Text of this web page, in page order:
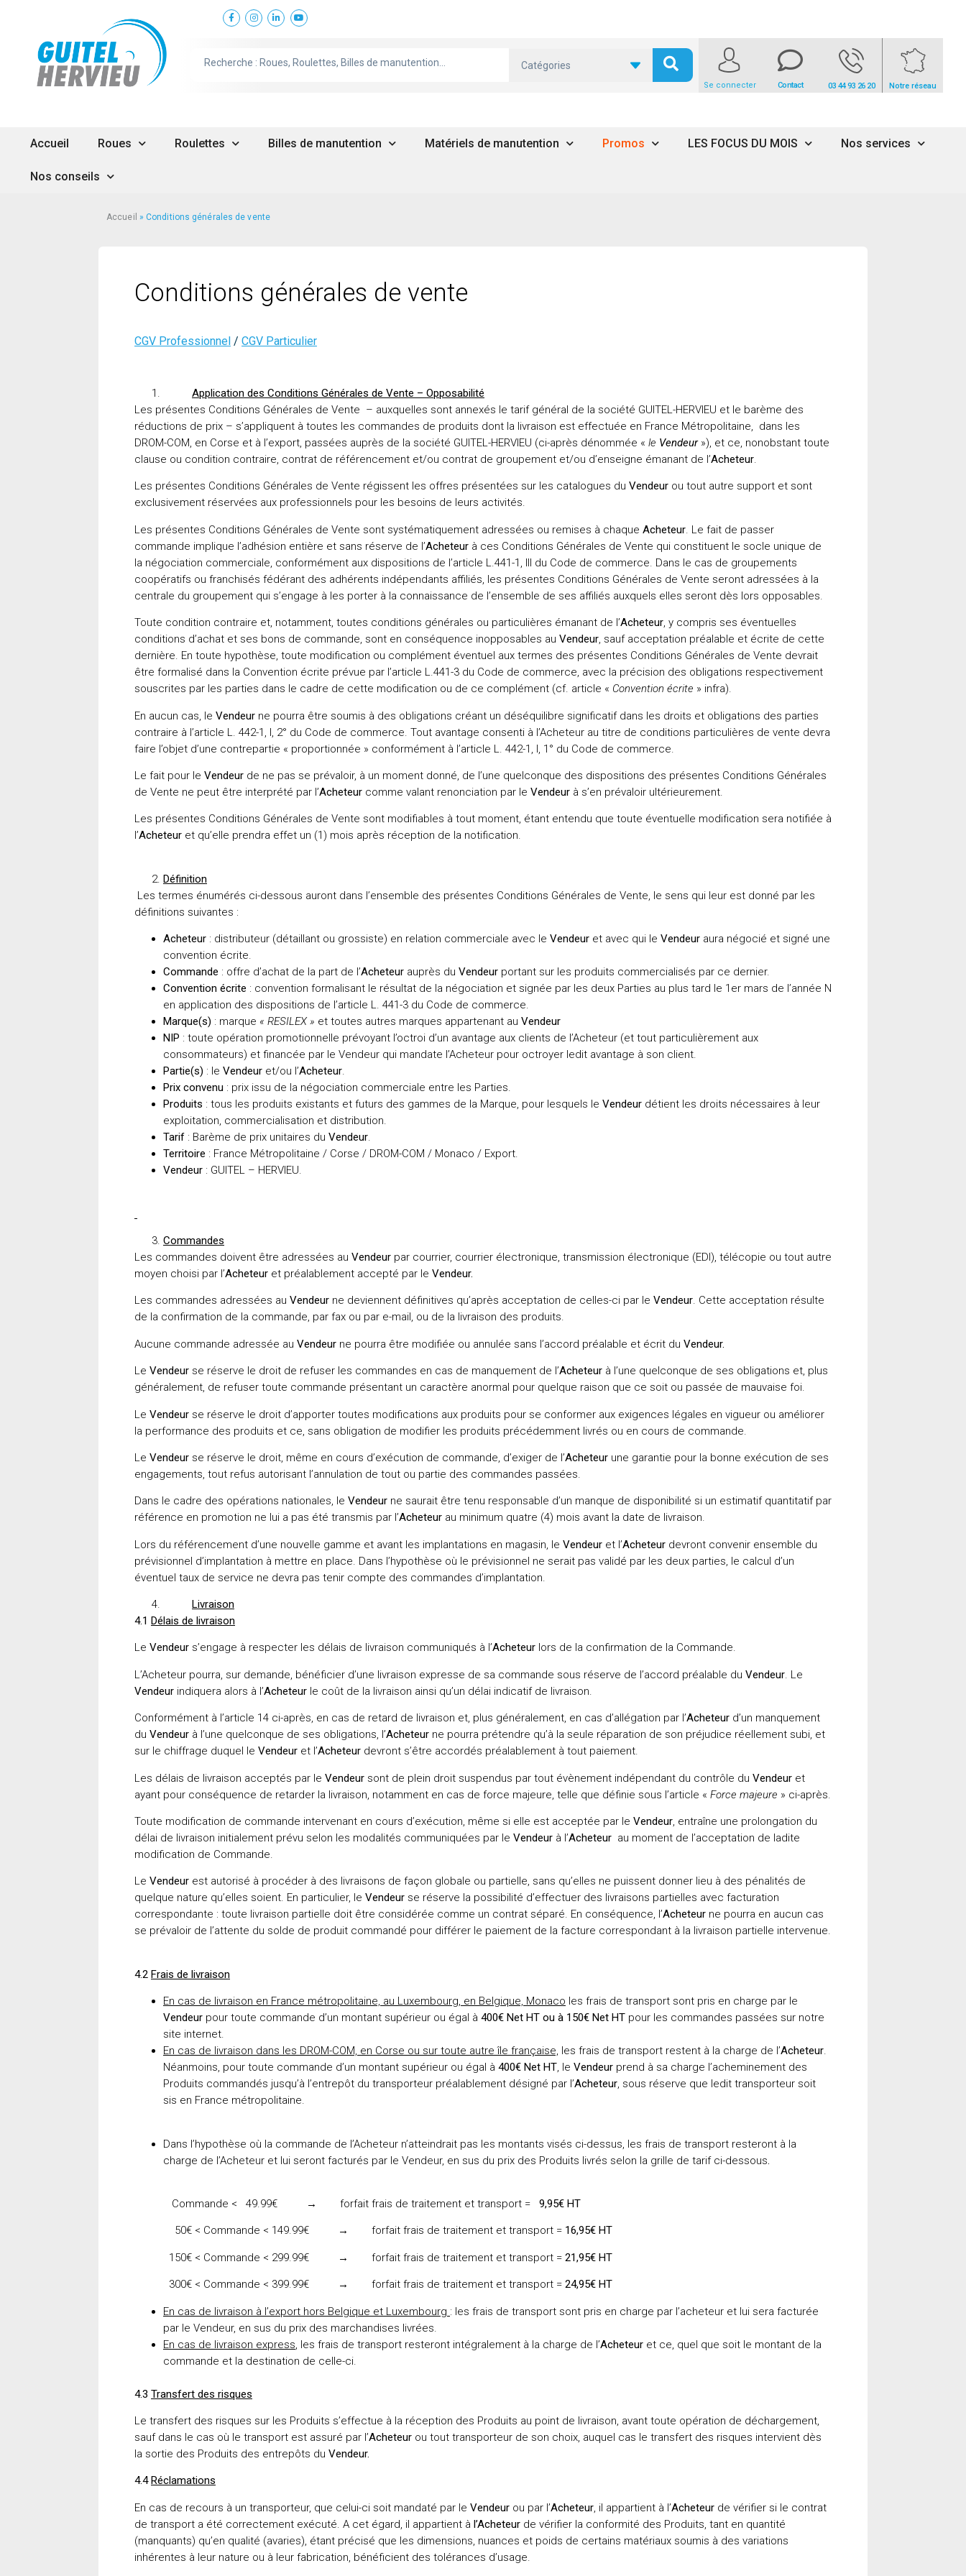
Se connecter Contact 03 44 93 26 20 Notre réseau
Catégories
Accueil Roues Roulettes Billes de manutention Matériels de manutention Promos LES FOCUS DU MOIS Nos services
Nos conseils
Accueil »Conditions générales de vente
Conditions générales de vente
CGV Professionnel / CGV Particulier
Application des Conditions Générales de Vente – Opposabilité
Les présentes Conditions Générales de Vente – auxquelles sont annexés le tarif général de la société GUITEL-HERVIEU et le barème des
réductions de prix – s’appliquent à toutes les commandes de produits dont la livraison est effectuée en France Métropolitaine, dans les
DROM-COM, en Corse et à l’export, passées auprès de la société GUITEL-HERVIEU (ci-après dénommée « le Vendeur»), et ce, nonobstant toute
clause ou condition contraire, contrat de référencement et/ou contrat de groupement et/ou d’enseigne émanant de l’Acheteur.
Les présentes Conditions Générales de Vente régissent les offres présentées sur les catalogues du Vendeur ou tout autre support et sont
exclusivement réservées aux professionnels pour les besoins de leurs activités.
Les présentes Conditions Générales de Vente sont systématiquement adressées ou remises à chaque Acheteur. Le fait de passer
commande implique l’adhésion entière et sans réserve de l’Acheteur à ces Conditions Générales de Vente qui constituent le socle unique de
la négociation commerciale, conformément aux dispositions de l’article L.441-1, III du Code de commerce. Dans le cas de groupements
coopératifs ou franchisés fédérant des adhérents indépendants affiliés, les présentes Conditions Générales de Vente seront adressées à la
centrale du groupement qui s’engage à les porter à la connaissance de l’ensemble de ses affiliés auxquels elles seront dès lors opposables.
Toute condition contraire et, notamment, toutes conditions générales ou particulières émanant de l’Acheteur, y compris ses éventuelles
conditions d’achat et ses bons de commande, sont en conséquence inopposables au Vendeur, sauf acceptation préalable et écrite de cette
dernière. En toute hypothèse, toute modification ou complément éventuel aux termes des présentes Conditions Générales de Vente devrait
être formalisé dans la Convention écrite prévue par l’article L.441-3 du Code de commerce, avec la précision des obligations respectivement
souscrites par les parties dans le cadre de cette modification ou de ce complément (cf. article « Convention écrite » infra).
En aucun cas, le Vendeur ne pourra être soumis à des obligations créant un déséquilibre significatif dans les droits et obligations des parties
contraire à l’article L. 442-1, I, 2° du Code de commerce. Tout avantage consenti à l’Acheteur au titre de conditions particulières de vente devra
faire l’objet d’une contrepartie « proportionnée » conformément à l’article L. 442-1, I, 1° du Code de commerce.
Le fait pour le Vendeur de ne pas se prévaloir, à un moment donné, de l’une quelconque des dispositions des présentes Conditions Générales
de Vente ne peut être interprété par l’Acheteur comme valant renonciation par le Vendeur à s’en prévaloir ultérieurement.
Les présentes Conditions Générales de Vente sont modifiables à tout moment, étant entendu que toute éventuelle modification sera notifiée à
l’Acheteur et qu’elle prendra effet un (1) mois après réception de la notification.
Définition
Les termes énumérés ci-dessous auront dans l’ensemble des présentes Conditions Générales de Vente, le sens qui leur est donné par les
définitions suivantes :
Acheteur : distributeur (détaillant ou grossiste) en relation commerciale avec le Vendeur et avec qui le Vendeur aura négocié et signé une
convention écrite.
Commande : offre d’achat de la part de l’Acheteur auprès du Vendeur portant sur les produits commercialisés par ce dernier.
Convention écrite : convention formalisant le résultat de la négociation et signée par les deux Parties au plus tard le 1er mars de l’année N
en application des dispositions de l’article L. 441-3 du Code de commerce.
Marque(s) : marque « RESILEX » et toutes autres marques appartenant au Vendeur
NIP : toute opération promotionnelle prévoyant l’octroi d’un avantage aux clients de l’Acheteur (et tout particulièrement aux
consommateurs) et financée par le Vendeur qui mandate l’Acheteur pour octroyer ledit avantage à son client.
Partie(s) : le Vendeur et/ou l’Acheteur.
Prix convenu : prix issu de la négociation commerciale entre les Parties.
Produits : tous les produits existants et futurs des gammes de la Marque, pour lesquels le Vendeur détient les droits nécessaires à leur
exploitation, commercialisation et distribution.
Tarif : Barème de prix unitaires du Vendeur.
Territoire : France Métropolitaine / Corse / DROM-COM / Monaco / Export.
Vendeur : GUITEL – HERVIEU.
Commandes
Les commandes doivent être adressées au Vendeur par courrier, courrier électronique, transmission électronique (EDI), télécopie ou tout autre
moyen choisi par l’Acheteur et préalablement accepté par le Vendeur.
Les commandes adressées au Vendeur ne deviennent définitives qu’après acceptation de celles-ci par le Vendeur. Cette acceptation résulte
de la confirmation de la commande, par fax ou par e-mail, ou de la livraison des produits.
Aucune commande adressée au Vendeur ne pourra être modifiée ou annulée sans l’accord préalable et écrit du Vendeur.
Le Vendeur se réserve le droit de refuser les commandes en cas de manquement de l’Acheteur à l’une quelconque de ses obligations et, plus
généralement, de refuser toute commande présentant un caractère anormal pour quelque raison que ce soit ou passée de mauvaise foi.
Le Vendeur se réserve le droit d’apporter toutes modifications aux produits pour se conformer aux exigences légales en vigueur ou améliorer
la performance des produits et ce, sans obligation de modifier les produits précédemment livrés ou en cours de commande.
Le Vendeur se réserve le droit, même en cours d’exécution de commande, d’exiger de l’Acheteur une garantie pour la bonne exécution de ses
engagements, tout refus autorisant l’annulation de tout ou partie des commandes passées.
Dans le cadre des opérations nationales, le Vendeur ne saurait être tenu responsable d’un manque de disponibilité si un estimatif quantitatif par
référence en promotion ne lui a pas été transmis par l’Acheteur au minimum quatre (4) mois avant la date de livraison.
Lors du référencement d’une nouvelle gamme et avant les implantations en magasin, le Vendeur et l’Acheteur devront convenir ensemble du
prévisionnel d’implantation à mettre en place. Dans l’hypothèse où le prévisionnel ne serait pas validé par les deux parties, le calcul d’un
éventuel taux de service ne devra pas tenir compte des commandes d’implantation.
Livraison
4.1 Délais de livraison
Le Vendeur s’engage à respecter les délais de livraison communiqués à l’Acheteur lors de la confirmation de la Commande.
L’Acheteur pourra, sur demande, bénéficier d’une livraison expresse de sa commande sous réserve de l’accord préalable du Vendeur. Le
Vendeur indiquera alors à l’Acheteur le coût de la livraison ainsi qu’un délai indicatif de livraison.
Conformément à l’article 14 ci-après, en cas de retard de livraison et, plus généralement, en cas d’allégation par l’Acheteur d’un manquement
du Vendeur à l’une quelconque de ses obligations, l’Acheteur ne pourra prétendre qu’à la seule réparation de son préjudice réellement subi, et
sur le chiffrage duquel le Vendeur et l’Acheteur devront s’être accordés préalablement à tout paiement.
Les délais de livraison acceptés par le Vendeur sont de plein droit suspendus par tout évènement indépendant du contrôle du Vendeur et
ayant pour conséquence de retarder la livraison, notamment en cas de force majeure, telle que définie sous l’article « Force majeure » ci-après.
Toute modification de commande intervenant en cours d’exécution, même si elle est acceptée par le Vendeur, entraîne une prolongation du
délai de livraison initialement prévu selon les modalités communiquées par le Vendeur à l’Acheteur au moment de l’acceptation de ladite
modification de Commande.
Le Vendeur est autorisé à procéder à des livraisons de façon globale ou partielle, sans qu’elles ne puissent donner lieu à des pénalités de
quelque nature qu’elles soient. En particulier, le Vendeur se réserve la possibilité d’effectuer des livraisons partielles avec facturation
correspondante : toute livraison partielle doit être considérée comme un contrat séparé. En conséquence, l’Acheteur ne pourra en aucun cas
se prévaloir de l’attente du solde de produit commandé pour différer le paiement de la facture correspondant à la livraison partielle intervenue.
4.2 Frais de livraison
En cas de livraison en France métropolitaine, au Luxembourg, en Belgique, Monaco les frais de transport sont pris en charge par le
Vendeur pour toute commande d’un montant supérieur ou égal à 400€ Net HT ou à 150€ Net HT pour les commandes passées sur notre
site internet.
En cas de livraison dans les DROM-COM, en Corse ou sur toute autre île française, les frais de transport restent à la charge de l’Acheteur.
Néanmoins, pour toute commande d’un montant supérieur ou égal à 400€ Net HT, le Vendeur prend à sa charge l’acheminement des
Produits commandés jusqu’à l’entrepôt du transporteur préalablement désigné par l’Acheteur, sous réserve que ledit transporteur soit
sis en France métropolitaine.
Dans l’hypothèse où la commande de l’Acheteur n’atteindrait pas les montants visés ci-dessus, les frais de transport resteront à la
charge de l’Acheteur et lui seront facturés par le Vendeur, en sus du prix des Produits livrés selon la grille de tarif ci-dessous
Commande < 49.99€ → forfait frais de traitement et transport = 9,95€ HT
50€ < Commande < 149.99€ → forfait frais de traitement et transport = 16,95€ HT
150€ < Commande < 299.99€ → forfait frais de traitement et transport = 21,95€ HT
300€ < Commande < 399.99€ → forfait frais de traitement et transport = 24,95€ HT
En cas de livraison à l’export hors Belgique et Luxembourg : les frais de transport sont pris en charge par l’acheteur et lui sera facturée
par le Vendeur, en sus du prix des marchandises livrées.
En cas de livraison express , les frais de transport resteront intégralement à la charge de l’Acheteur et ce, quel que soit le montant de la
commande et la destination de celle-ci.
4.3 Transfert des risques
Le transfert des risques sur les Produits s’effectue à la réception des Produits au point de livraison, avant toute opération de déchargement,
sauf dans le cas où le transport est assuré par l’Acheteur ou tout transporteur de son choix, auquel cas le transfert des risques intervient dès
la sortie des Produits des entrepôts du Vendeur.
4.4 Réclamations
En cas de recours à un transporteur, que celui-ci soit mandaté par le Vendeur ou par l’Acheteur, il appartient à l’Acheteur de vérifier si le contrat
de transport a été correctement exécuté. A cet égard, il appartient à l’Acheteur de vérifier la conformité des Produits, tant en quantité
(manquants) qu’en qualité (avaries), étant précisé que les dimensions, nuances et poids de certains matériaux soumis à des variations
inhérentes à leur nature ou à leur fabrication, bénéficient des tolérances d’usage.